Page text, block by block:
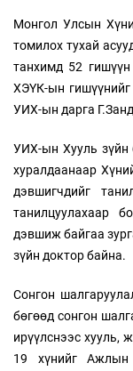
Монгол Улсын
томилох тухай
танхимд 52
ХЭҮК-ын гишүүнийг
УИХ-ын дарга
УИХ-ын Хууль
хуралдаанаар
дэвшигчдийг
танилцуулахаар
дэвшиж байгаа
зүйн доктор байна.
Сонгон
бөгөөд сонгон
ирүүлснээс хууль,
19 хүнийг Ажлын